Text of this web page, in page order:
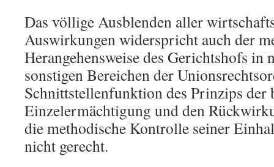
Das völlige Ausblenden aller
Auswirkungen widerspricht auch der
Herangehensweise des Gerichtshofs in
sonstigen Bereichen der
Schnittstellenfunktion des Prinzips der
Einzelermächtigung und den
die methodische Kontrolle seiner
nicht gerecht.